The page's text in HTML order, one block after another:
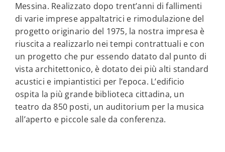
Messina. Realizzato dopo trent’anni di fallimenti
di varie imprese appaltatrici e rimodulazione del
progetto originario del 1975, la nostra impresa è
riuscita a realizzarlo nei tempi contrattuali e con
un progetto che pur essendo datato dal punto di
vista architettonico, è dotato dei più alti standard
acustici e impiantistici per l’epoca. L’edificio
ospita la più grande biblioteca cittadina, un
teatro da 850 posti, un auditorium per la musica
all’aperto e piccole sale da conferenza.